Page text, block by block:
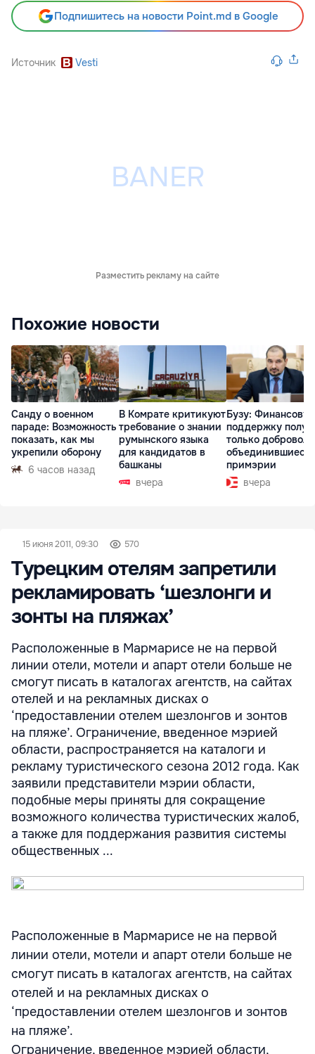
Подпишитесь на новости Point.md в Google
Источник Vesti
Разместить рекламу на сайте
Похожие новости
Санду о военном
параде: Возможность
показать, как мы
укрепили оборону
6 часов назад
В Комрате критикуют
требование о знании
румынского языка
для кандидатов в
башканы
вчера
Бузу:
поддержку
только
объединившиеся
примэрии
вчера
15 июня 2011, 09:30 570
Турецким отелям запретили
рекламировать ‘шезлонги и
зонты на пляжах’
Расположенные в Мармарисе не на первой
линии отели, мотели и апарт отели больше не
смогут писать в каталогах агентств, на сайтах
отелей и на рекламных дисках о
‘предоставлении отелем шезлонгов и зонтов
на пляже’. Ограничение, введенное мэрией
области, распространяется на каталоги и
рекламу туристического сезона 2012 года. Как
заявили представители мэрии области,
подобные меры приняты для сокращение
возможного количества туристических жалоб,
а также для поддержания развития системы
общественных ...
Расположенные в Мармарисе не на первой
линии отели, мотели и апарт отели больше не
смогут писать в каталогах агентств, на сайтах
отелей и на рекламных дисках о
‘предоставлении отелем шезлонгов и зонтов
на пляже’.
Ограничение, введенное мэрией области,